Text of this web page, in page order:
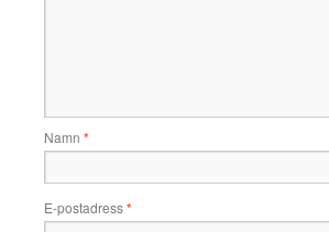
Namn *
E-postadress*